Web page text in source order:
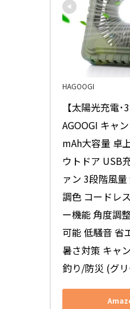
HAGOOGI
【太陽光充電
AGOOGI キャ
mAh大容量 卓
ウトドア USB
ァン 3段階風
調色 コードレ
ー機能 角度調
可能 低騒音 省
暑さ対策 キャ
釣り/防災 (グ